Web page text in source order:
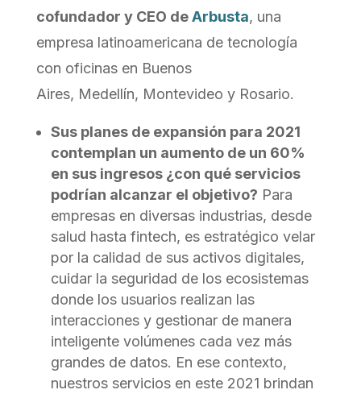
cofundador y CEO deArbusta, una
empresa latinoamericana de tecnología
con oficinas en Buenos
Aires, Medellín, Montevideo y Rosario.
Sus planes de expansión para 2021
contemplan un aumento de un 60%
en sus ingresos ¿con qué servicios
podrían alcanzar el objetivo? Para
empresas en diversas industrias, desde
salud hasta fintech, es estratégico velar
por la calidad de sus activos digitales,
cuidar la seguridad de los ecosistemas
donde los usuarios realizan las
interacciones y gestionar de manera
inteligente volúmenes cada vez más
grandes de datos. En ese contexto,
nuestros servicios en este 2021 brindan